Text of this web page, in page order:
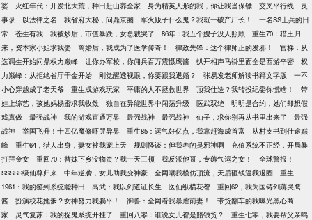
婆
火红年代：开发北大荒，种田赶山养全家 身为精英人形的我，你让我当保镖 交叉平行线
灵
事录
以法律之名 我省府大秘，问鼎京圈 军火贩子什么鬼？我就一破产厂长！
一名SS士兵的日
常
苍生有我 我被炒后，市值暴跌，女总裁哭了 86年：我五个嫂子没人照顾
重生70：猎王归
来，资本家小姐求我娶
离婚后，我成为了医学传奇！ 律政先锋：这个律师正的发邪！
官梯：从
选调生开始问鼎权力巅峰
让你办军校，你佣兵百万震慑鹰酱 扒开相声马褂里面全是西游辛密
权
力巅峰：从拒绝省厅千金开始
刚觉醒透视眼，你要跟我退婚？ 张易发老师解读书籍文字版
一不
小心穿越成了老天爷
重生成游戏玩家 平庸的人不拯救世界 顶我仕途？我转投纪委你慌啥！
带
娃上综艺，孩她妈杨蜜求我收敛
独自在异能世界中闯荡升级 医武双绝
明明是合约，她们却想假
戏真做
最强战神 我的游戏直通万界 最强战神 最强战神 仙子，求你别再从书里出来了
最强
战神
举国飞升！十四亿魔修吓哭异界 重生85：运气好亿点，我靠赶海成首富
从村支书到仕途巅
峰
重生64，猎人出身，妻女被我宠上天 规则怪谈：但我养的是邪神啊
充值系统不正经，开局暴
打拜金女
重回70：替妹下乡没物资？我一天三顿 我反派他哥，专薅气运之女！
全球警报！
SSSSS级仙尊归来
中年逆袭，女儿助我变神豪 全网嘲我模仿顶流，天后砸钱逼我退圈
重生
1961：我的签到系统能种田
高武：我以剑道证长生 医仙纵横花都
重回62，我为国铸剑薅哭鹰
酱
扮演校花她爹？女神努力我躺平！ 御兽：全网看我暴虐前妻！
带货翻车的我曝光黑心商
家
灵气复苏：我的捉鬼系统开挂了 重回八零：谁说女儿都是赔钱货？
重生七零，我要帮父亲鸣